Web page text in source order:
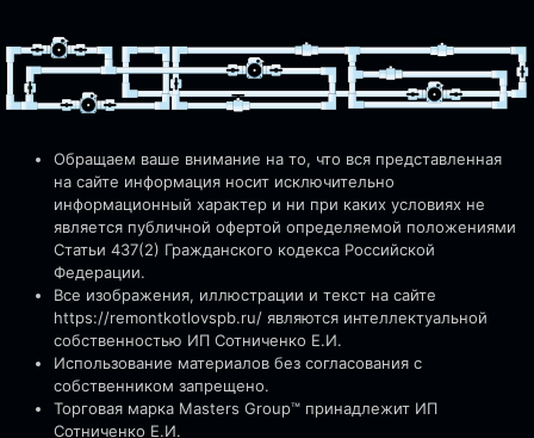
Обращаем ваше внимание на то, что вся представленная
на сайте информация носит исключительно
информационный характер и ни при каких условиях не
является публичной офертой определяемой положениями
Статьи 437(2) Гражданского кодекса Российской
Федерации.
Все изображения, иллюстрации и текст на сайте
https://remontkotlovspb.ru/ являются интеллектуальной
собственностью ИП Сотниченко Е.И.
Использование материалов без согласования с
собственником запрещено.
Торговая марка Masters Group™ принадлежит ИП
Сотниченко Е.И.